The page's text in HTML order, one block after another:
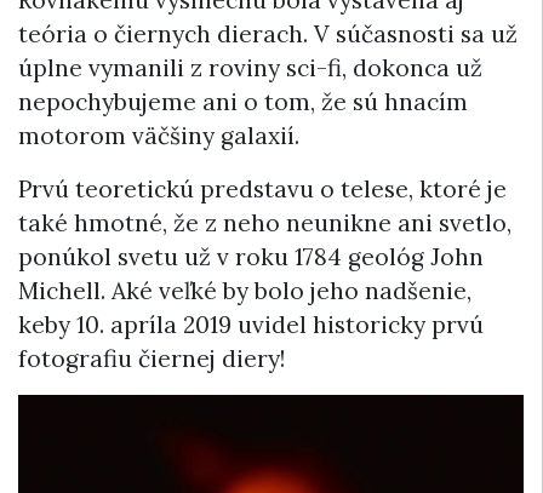
teória o čiernych dierach. V súčasnosti sa už
úplne vymanili z roviny sci-fi, dokonca už
nepochybujeme ani o tom, že sú hnacím
motorom väčšiny galaxií.
Prvú teoretickú predstavu o telese, ktoré je
také hmotné, že z neho neunikne ani svetlo,
ponúkol svetu už v roku 1784 geológ John
Michell. Aké veľké by bolo jeho nadšenie,
keby 10. apríla 2019 uvidel historicky prvú
fotografiu čiernej diery!